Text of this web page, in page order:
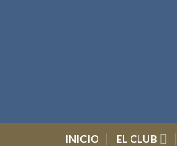
INICIO EL CLUB